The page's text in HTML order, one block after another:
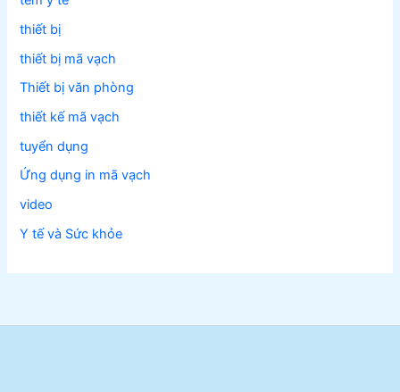
thiết bị
thiết bị mã vạch
Thiết bị văn phòng
thiết kế mã vạch
tuyển dụng
Ứng dụng in mã vạch
video
Y tế và Sức khỏe